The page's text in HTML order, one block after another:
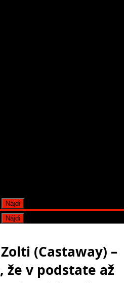
(Castaway) –
že v podstate až